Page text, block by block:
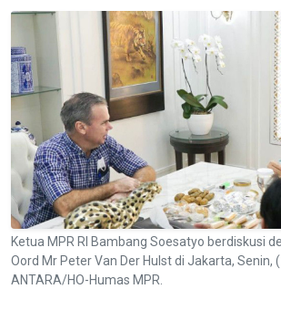
Ketua MPR RI Bambang Soesatyo berdiskusi
Oord Mr Peter Van Der Hulst di Jakarta, Senin,
ANTARA/HO-Humas MPR.